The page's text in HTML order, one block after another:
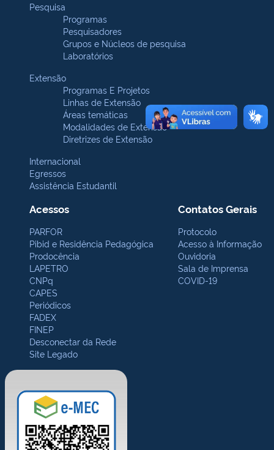
Pesquisa
Programas
Pesquisadores
Grupos e Núcleos de pesquisa
Laboratórios
Extensão
Programas E Projetos
Linhas de Extensão
Áreas temáticas
Modalidades de Extensão
Diretrizes de Extensão
Internacional
Egressos
Assistência Estudantil
Acessos
PARFOR
Pibid e Residência Pedagógica
Prodocência
LAPETRO
CNPq
CAPES
Periódicos
FADEX
FINEP
Desconectar da Rede
Site Legado
Contatos Gerais
Protocolo
Acesso à Informação
Ouvidoria
Sala de Imprensa
COVID-19